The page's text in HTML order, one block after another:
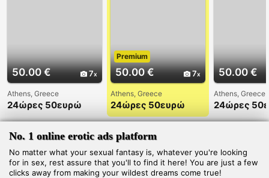
50.00 € 7
Athens, Greece
24ώρες 50ευρώ
6993261181
Ελευθερία σε
περιμένω στο σπίτι
μου
50.00 € 7
Premium
Athens, Greece
24ώρες 50ευρώ
6993261182
Ελευθερία Ελληνίδα
στο χώρο μου
50.00 €
Athens, Greece
24ώρες
6993261181
μου
No. 1 online erotic ads platform
No matter what your sexual fantasy is, whatever you're looking
for in sex, rest assure that you'll to find it here! You are just a few
clicks away from making your wildest dreams come true!